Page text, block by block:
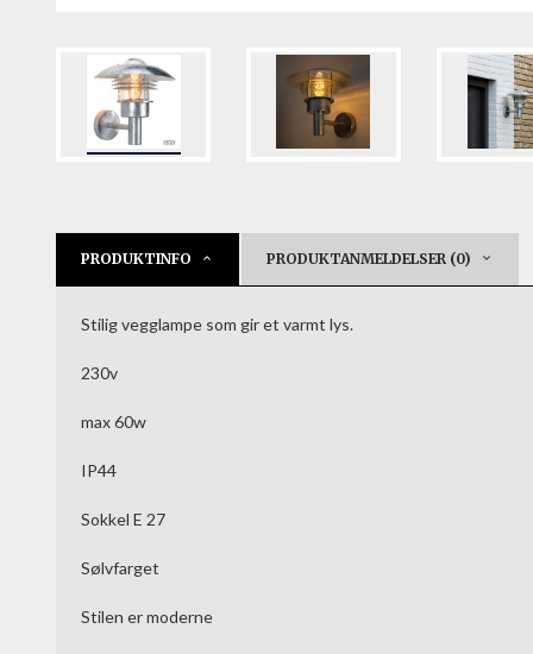
PRODUKTINFO PRODUKTANMELDELSER (0)
Stilig vegglampe som gir et varmt lys.
230v
max 60w
IP44
Sokkel E 27
Sølvfarget
Stilen er moderne